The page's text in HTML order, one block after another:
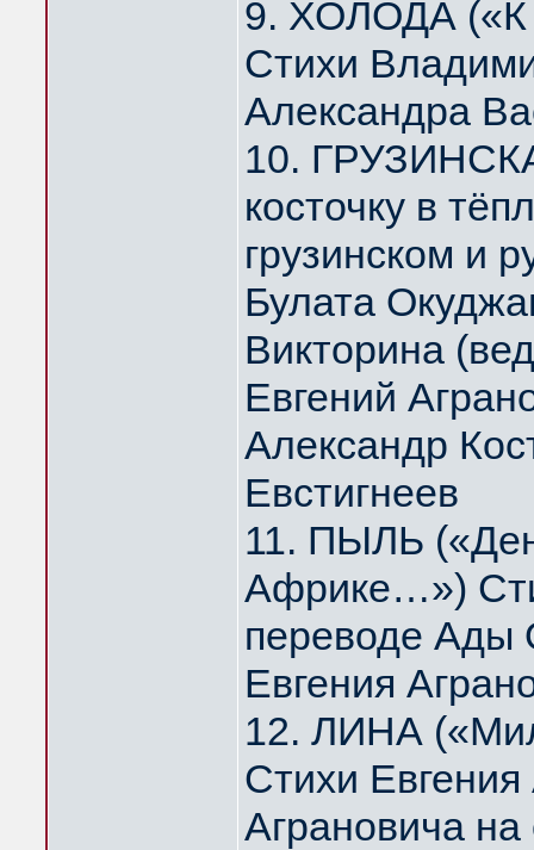
9. ХОЛОДА («К
Стихи
Александра
10.
косточку в
грузинском и
Булата
Викторина
Евгений
Александр
Евстигнеев
11. ПЫЛЬ
Африке…»)
переводе Ады
Евгения
12. ЛИНА
Стихи
Аграновича